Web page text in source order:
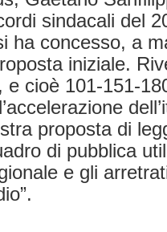
sindacali del
ha concesso, a
iniziale.
e cioè 101-151-
proposta di
di pubblica
e gli